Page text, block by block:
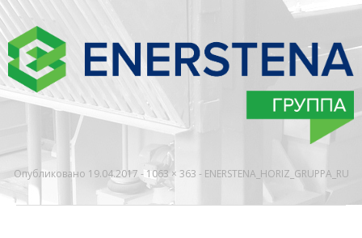
Опубликовано 19.04.2017 - 1063 × 363 - ENERSTENA_HORIZ_GRUPPA_RU